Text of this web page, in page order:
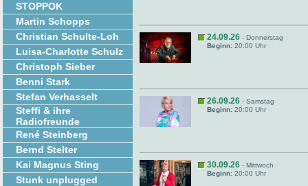
STOPPOK
Martin Schopps
Christian Schulte-Loh
Luisa-Charlotte Schulz
Christoph Sieber
Benni Stark
Stefan Verhasselt
Steffi & ihre
Radiofreunde
René Steinberg
Bernd Stelter
Kai Magnus Sting
Stunk unplugged
24.09.26 - Donnerstag
Beginn: 20:00 Uhr
26.09.26 - Samstag
Beginn: 20:00 Uhr
30.09.26 - Mittwoch
Beginn: 20:00 Uhr